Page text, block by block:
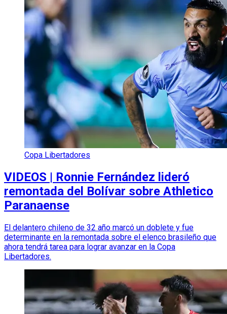
Copa Libertadores
VIDEOS | Ronnie Fernández lideró
remontada del Bolívar sobre Athletico
Paranaense
El delantero chileno de 32 año marcó un doblete y fue
determinante en la remontada sobre el elenco brasileño que
ahora tendrá tarea para lograr avanzar en la Copa
Libertadores.